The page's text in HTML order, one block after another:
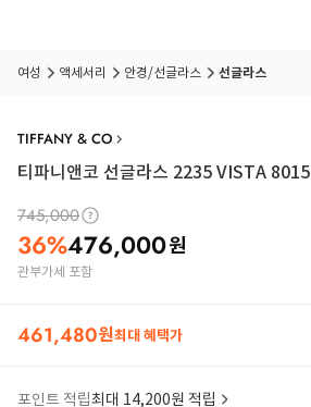
여성 액세서리 안경/선글라스 선글라스
TIFFANY & CO
티파니앤코 선글라스 2235 VISTA 8015
745,000
36%476,000원
관부가세 포함
461,480원최대 혜택가
포인트 적립최대 14,200원 적립